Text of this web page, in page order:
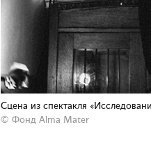
Сцена из спектакля
© Фонд Alma Mater